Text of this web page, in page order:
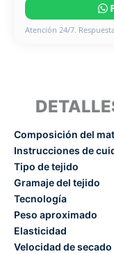
Atención 24/7.
Composición del
Instrucciones de
Tipo de tejido
Gramaje del tejido
Tecnología
Peso aproximado
Elasticidad
Velocidad de secado